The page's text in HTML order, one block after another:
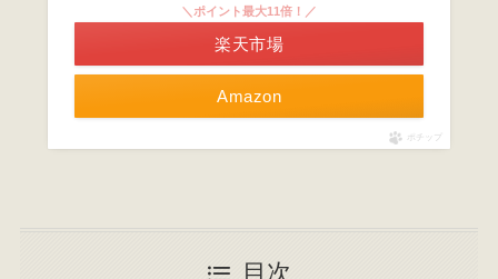
Amazon
＼ポイント最大11倍！／
楽天市場
ポチップ